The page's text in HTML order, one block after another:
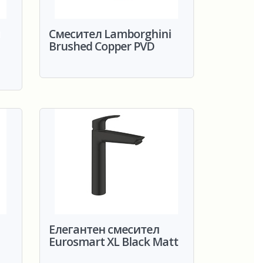
Смесител Lamborghini
Brushed Copper PVD
Елегантен смесител
Eurosmart XL Black Matt